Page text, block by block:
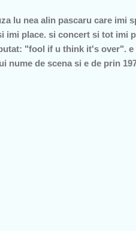
lu nea alin pascaru care imi
imi place. si concert si tot imi
"fool if u think it's over".
nume de scena si e de prin